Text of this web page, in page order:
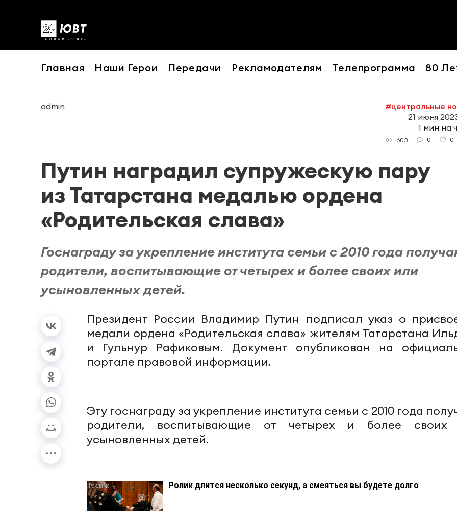
Главная Наши Герои Передачи Рекламодателям Телепрограмма 80
admin
#центральные
21 июня
1 мин на
603 0 0
Путин наградил супружескую пару
из Татарстана медалью ордена
«Родительская слава»
Госнаграду за укрепление института семьи с 2010 года
родители, воспитывающие от четырех и более своих или
усыновленных детей.
Президент России Владимир Путин подписал указ о
медали ордена «Родительская слава» жителям Татарстана
и Гульнур Рафиковым. Документ опубликован на
портале правовой информации.
Эту госнаграду за укрепление института семьи с 2010 года
родители, воспитывающие от четырех и более своих
усыновленных детей.
Ролик длится несколько секунд, а смеяться вы будете долго